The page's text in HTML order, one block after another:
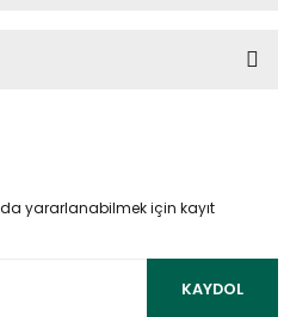
ederiz.
bilgiler bulunuyor.
yararlanabilmek için kayıt
KAYDOL